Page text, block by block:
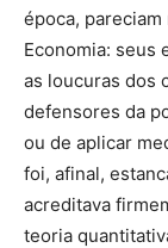
época,
Economia: seus
as loucuras dos
defensores da
ou de aplicar
foi, afinal,
acreditava
teoria